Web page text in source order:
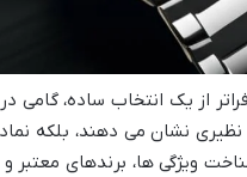
از یک انتخاب ساده،
نشان می دهند، بلکه
ویژگی ها، برندهای